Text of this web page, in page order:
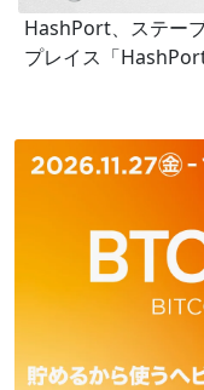
HashPort、ステー
プレイス「